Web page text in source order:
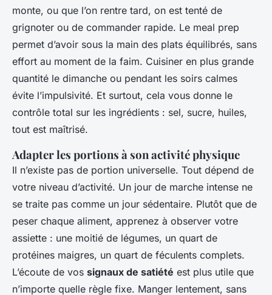
monte, ou que l’on rentre tard, on est tenté de
grignoter ou de commander rapide. Le meal prep
permet d’avoir sous la main des plats équilibrés, sans
effort au moment de la faim. Cuisiner en plus grande
quantité le dimanche ou pendant les soirs calmes
évite l’impulsivité. Et surtout, cela vous donne le
contrôle total sur les ingrédients : sel, sucre, huiles,
tout est maîtrisé.
Adapter les portions à son activité physique
Il n’existe pas de portion universelle. Tout dépend de
votre niveau d’activité. Un jour de marche intense ne
se traite pas comme un jour sédentaire. Plutôt que de
peser chaque aliment, apprenez à observer votre
assiette : une moitié de légumes, un quart de
protéines maigres, un quart de féculents complets.
L’écoute de vos signaux de satiété est plus utile que
n’importe quelle règle fixe. Manger lentement, sans